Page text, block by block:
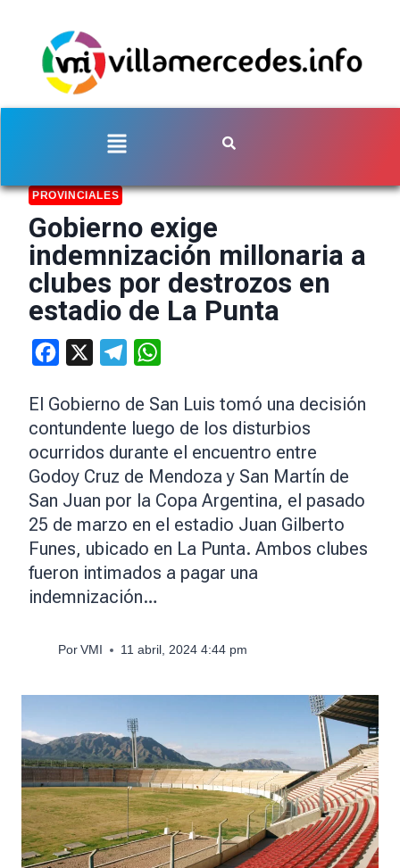
PROVINCIALES
Gobierno exige
indemnización millonaria a
clubes por destrozos en
estadio de La Punta
Facebook Telegram
El Gobierno de San Luis tomó una decisión
contundente luego de los disturbios
ocurridos durante el encuentro entre
Godoy Cruz de Mendoza y San Martín de
San Juan por la Copa Argentina, el pasado
25 de marzo en el estadio Juan Gilberto
Funes, ubicado en La Punta. Ambos clubes
fueron intimados a pagar una
indemnización…
Por VMI 11 abril, 2024 4:44 pm